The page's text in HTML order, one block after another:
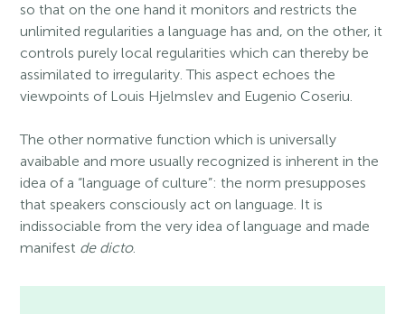
so that on the one hand it monitors and restricts the
unlimited regularities a language has and, on the other, it
controls purely local regularities which can thereby be
assimilated to irregularity. This aspect echoes the
viewpoints of Louis Hjelmslev and Eugenio Coseriu.
The other normative function which is universally
avaibable and more usually recognized is inherent in the
idea of a “language of culture”: the norm presupposes
that speakers consciously act on language. It is
indissociable from the very idea of language and made
manifest de dicto.